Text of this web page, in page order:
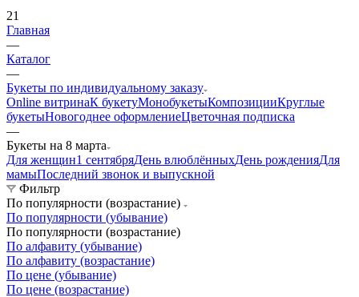
21
Главная
—
Каталог
—
Букеты по индивидуальному заказу
Online витринаК букетуМонобукетыКомпозицииКруглые
букетыНовогоднее оформлениеЦветочная подписка
—
Букеты на 8 марта
Для женщин1 сентябряДень влюблённыхДень рожденияДля
мамыПоследний звонок и выпускной
Фильтр
По популярности (возрастание)
По популярности (убывание)
По популярности (возрастание)
По алфавиту (убывание)
По алфавиту (возрастание)
По цене (убывание)
По цене (возрастание)